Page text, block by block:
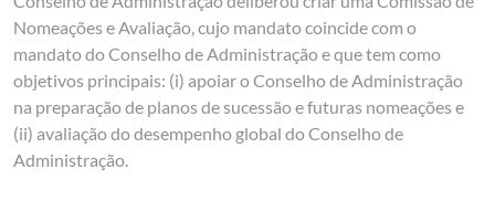
Nomeações e Avaliação, cujo mandato coincide com o
mandato do Conselho de Administração e que tem como
objetivos principais: (i) apoiar o Conselho de Administração
na preparação de planos de sucessão e futuras nomeações e
(ii) avaliação do desempenho global do Conselho de
Administração.